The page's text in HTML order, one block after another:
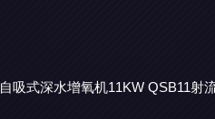
自吸式深水增氧机11KW QSB11射